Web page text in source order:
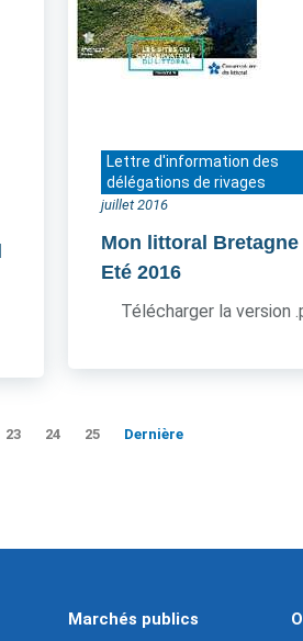
Lettre d'information des
délégations de rivages
juillet 2016
Mon littoral Bretagne
Eté 2016
Télécharger la version
23 24 25 Dernière
Marchés publics